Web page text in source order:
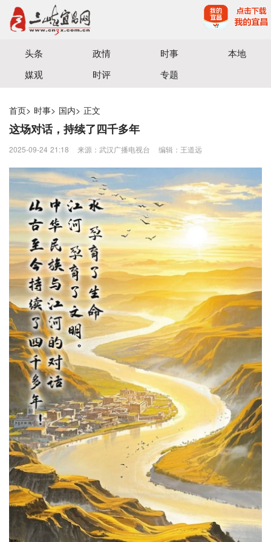
宜昌三峡融媒体中心主办
头条 政情 时事
本地
媒观
时评 专题
首页> 时事> 国内> 正文
这场对话，持续了四千多年
2025-09-24 21:18 来源：武汉广播电视台 编辑：王道远